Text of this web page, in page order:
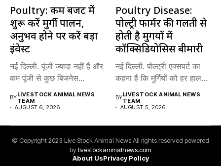
Poultry: कम बजट में
शुरू करें मुर्गी पालन,
अनुभव होने पर करें बड़ा
इंवेस्ट
नई दिल्ली. पूंजी ज्यादा नहीं है और
कम पूंजी से कुछ बिजनेस...
BYLIVESTOCK ANIMAL NEWS
TEAM
AUGUST 6, 2026
Poultry Disease:
पोल्ट्री फार्मर की गलती से
होती है मुर्गियों में
कॉक्सिडियोसिस बीमारी
नई दिल्ली. पोल्ट्री एक्सपर्ट का
कहना है कि मुर्गियों को हर हाल...
BYLIVESTOCK ANIMAL NEWS
TEAM
AUGUST 5, 2026
© Copyright 2023 Live Stock Animal News All rights reserved powered
bylivestockanimalnews.com
About UsPrivacy Policy